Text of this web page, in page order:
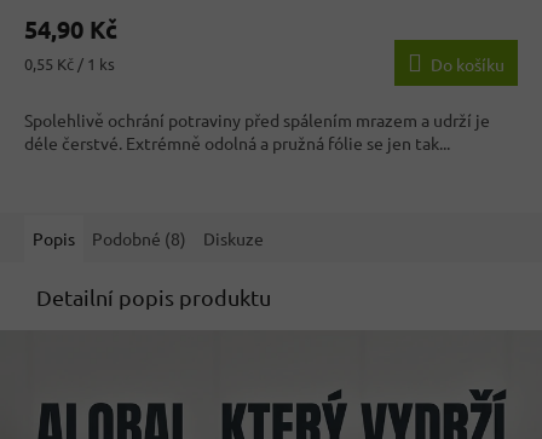
produktu
3,6
5
hvězdiček.
54,90 Kč
Měrná
0,55 Kč / 1 ks Do košíku
Spolehlivě ochrání potraviny před spálením mrazem a udrží je
déle čerstvé. Extrémně odolná a pružná fólie se jen tak...
Popis Podobné (8) Diskuze
Detailní popis produktu